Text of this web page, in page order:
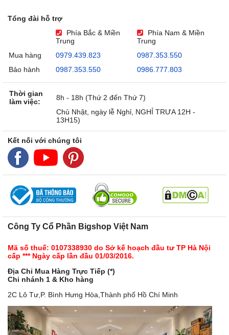
Tổng đài hỗ trợ
Phía Bắc & Miền
Trung
Phía Nam & Miền
Trung
Mua hàng
0979.439.823
0987.353.550
Bảo hành
0987.353.550 0986.777.803
Thời gian
làm việc:
8h - 18h (Thứ 2 đến Thứ 7)
Chủ Nhật, ngày lễ Nghỉ, NGHỈ TRƯA 12H -
13H15)
Kết nối với chúng tôi
Công Ty Cổ Phần Bigshop Việt Nam
Mã số thuế: 0107338930 do Sở kế hoạch đầu tư TP Hà Nội
cấp *** Ngày cấp lần đầu 01/03/2016.
Địa Chỉ Mua Hàng Trực Tiếp (*)
Chi nhánh 1 & Kho hàng
2C Lô Tư,P. Bình Hưng Hòa,Thành phố Hồ Chí Minh